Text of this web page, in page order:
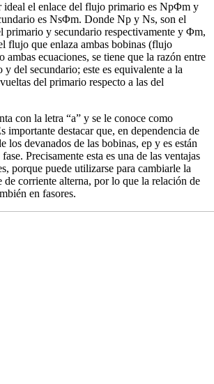
ideal el enlace del flujo primario es NpΦm y
es NsΦm. Donde Np y Ns, son el
primario y secundario respectivamente y Φm,
flujo que enlaza ambas bobinas (flujo
ambas ecuaciones, se tiene que la razón entre
del secundario; este es equivalente a la
del primario respecto a las del
con la letra “a” y se le conoce como
importante destacar que, en dependencia de
los devanados de las bobinas, ep y es están
Precisamente esta es una de las ventajas
porque puede utilizarse para cambiarle la
corriente alterna, por lo que la relación de
en fasores.